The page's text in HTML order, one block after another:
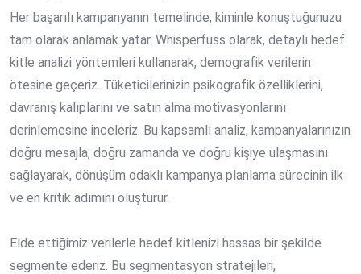
Her başarılı kampanyanın temelinde, kiminle konuştuğunuzu
tam olarak anlamak yatar. Whisperfuss olarak, detaylı hedef
kitle analizi yöntemleri kullanarak, demografik verilerin
ötesine geçeriz. Tüketicilerinizin psikografik özelliklerini,
davranış kalıplarını ve satın alma motivasyonlarını
derinlemesine inceleriz. Bu kapsamlı analiz, kampanyalarınızın
doğru mesajla, doğru zamanda ve doğru kişiye ulaşmasını
sağlayarak, dönüşüm odaklı kampanya planlama sürecinin ilk
ve en kritik adımını oluşturur.
Elde ettiğimiz verilerle hedef kitlenizi hassas bir şekilde
segmente ederiz. Bu segmentasyon stratejileri,